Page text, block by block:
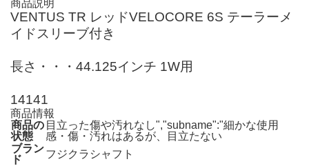
商品説明
VENTUS TR レッドVELOCORE 6S テーラーメ
イドスリーブ付き
長さ・・・44.125インチ 1W用
14141
商品情報
商品の
状態
目立った傷や汚れなし","subname":"細かな使用
感・傷・汚れはあるが、目立たない
ブラン
ド
フジクラシャフト